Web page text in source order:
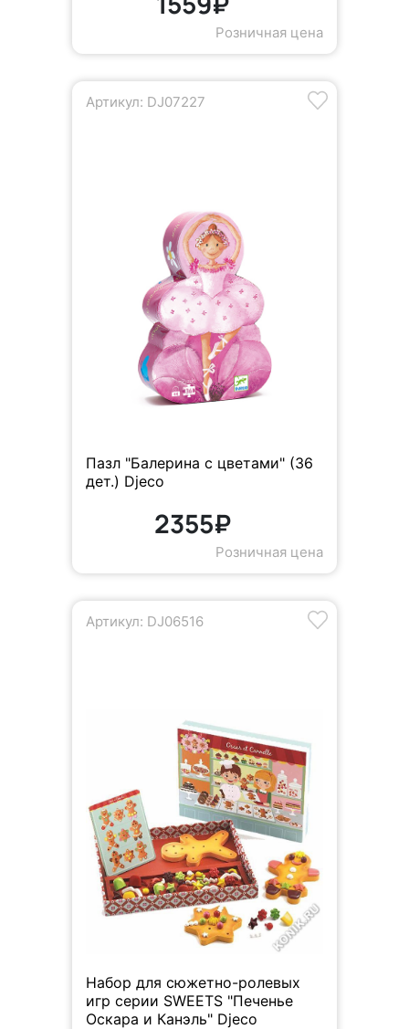
Розничная цена
Артикул: DJ07227
Пазл "Балерина с цветами" (36
дет.) Djeco
2355₽
Розничная цена
Артикул: DJ06516
Набор для сюжетно-ролевых
игр серии SWEETS "Печенье
Оскара и Канэль" Djeco